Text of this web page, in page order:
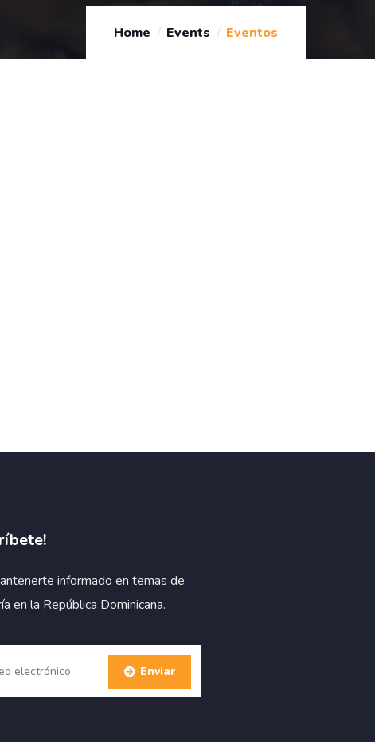
Home Events Eventos
informado en temas de
en la República Dominicana.